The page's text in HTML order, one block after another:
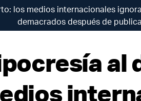
los medios internacionales
demacrados después de
al